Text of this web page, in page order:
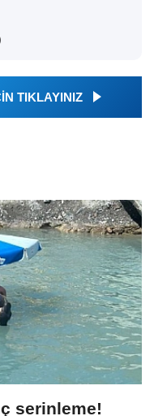
TIKLAYINIZ
serinleme!